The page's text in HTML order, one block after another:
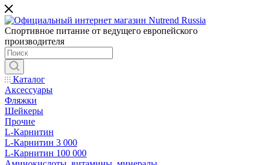
Спортивное питание от ведущего европейского
производителя
Каталог
Аксессуары
Фляжки
Шейкеры
Прочие
L-Карнитин
L-Карнитин 3 000
L-Карнитин 100 000